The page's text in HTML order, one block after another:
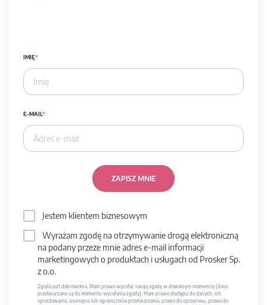
IMIĘ
E-MAIL
ZAPISZ MNIE
Jestem klientem biznesowym
Wyrażam zgodę na otrzymywanie drogą elektroniczną
na podany przeze mnie adres e-mail informacji
marketingowych o produktach i usługach od Prosker Sp.
z o.o.
Zgoda jest dobrowolna. Mam prawo wycofać swoją zgodę w dowolnym momencie (dane
przetwarzane są do momentu wycofania zgody). Mam prawo dostępu do danych, ich
sprostowania, usunięcia lub ograniczenia przetwarzania, prawo do sprzeciwu, prawo do